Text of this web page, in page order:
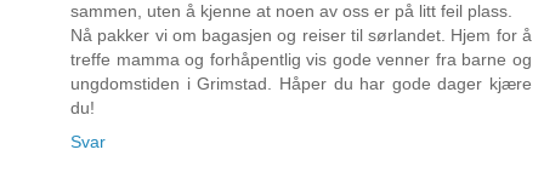
sammen, uten å kjenne at noen av oss er på litt feil plass.
Nå pakker vi om bagasjen og reiser til sørlandet. Hjem for å
treffe mamma og forhåpentlig vis gode venner fra barne og
ungdomstiden i Grimstad. Håper du har gode dager kjære
du!
Svar